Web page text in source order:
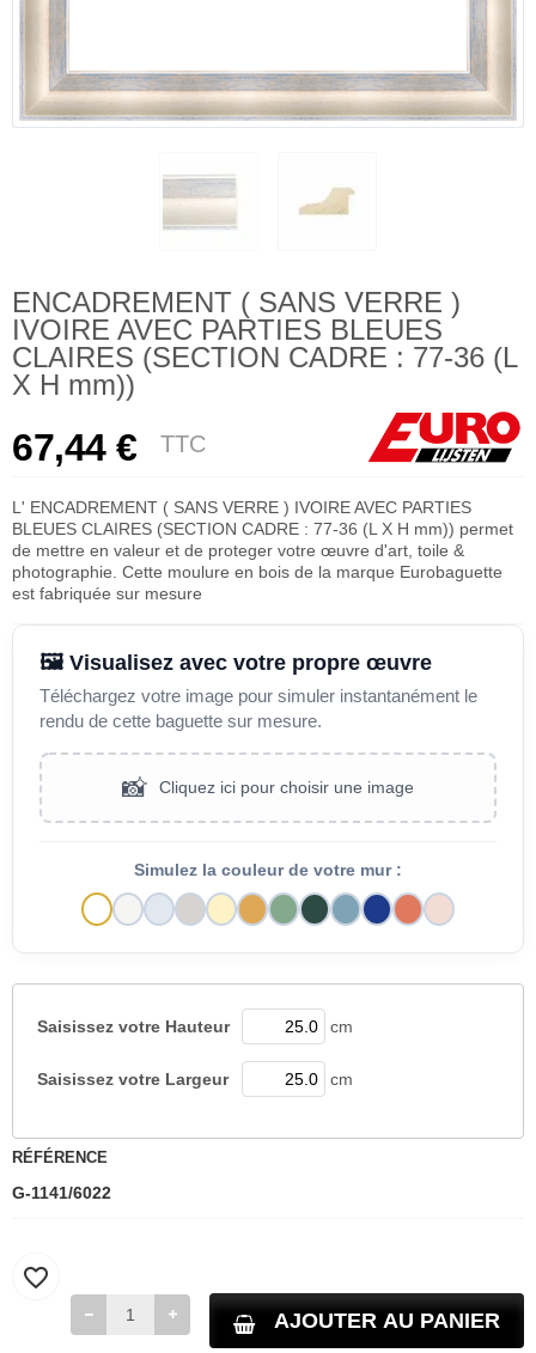
ENCADREMENT ( SANS VERRE )
IVOIRE AVEC PARTIES BLEUES
CLAIRES (SECTION CADRE : 77-36 (L
X H mm))
67,44 € TTC
L' ENCADREMENT ( SANS VERRE ) IVOIRE AVEC PARTIES
BLEUES CLAIRES (SECTION CADRE : 77-36 (L X H mm)) permet
de mettre en valeur et de proteger votre œuvre d'art, toile &
photographie. Cette moulure en bois de la marque Eurobaguette
est fabriquée sur mesure
🖼️ Visualisez avec votre propre œuvre
Téléchargez votre image pour simuler instantanément le
rendu de cette baguette sur mesure.
📸 Cliquez ici pour choisir une image
Simulez la couleur de votre mur :
Saisissez votre Hauteur cm
Saisissez votre Largeur cm
RÉFÉRENCE
G-1141/6022
AJOUTER AU PANIER
favorite_border